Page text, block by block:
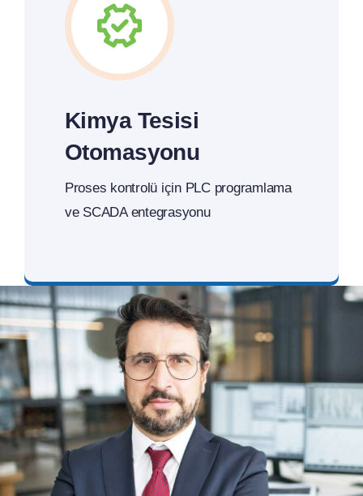
Kimya Tesisi
Otomasyonu
Proses kontrolü için PLC programlama
ve SCADA entegrasyonu